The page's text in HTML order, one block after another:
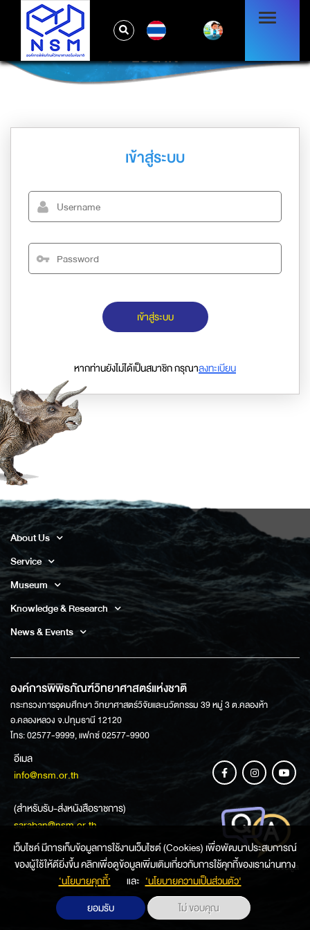
LOG IN
เข้าสู่ระบบ
เข้าสู่ระบบ
หากท่านยังไม่ได้เป็นสมาชิก กรุณาลงทะเบียน
About Us
Service
Museum
Knowledge & Research
News & Events
องค์การพิพิธภัณฑ์วิทยาศาสตร์แห่งชาติ
กระทรวงการอุดมศึกษา วิทยาศาสตร์วิจัยและนวัตกรรม 39 หมู่ 3 ต.คลองห้า
อ.คลองหลวง จ.ปทุมธานี 12120
โทร: 02577-9999, แฟกซ์ 02577-9900
อีเมล
info@nsm.or.th
(สำหรับรับ-ส่งหนังสือราชการ)
saraban@nsm.or.th
ช่องทางการสอบถามข้อมูล
เว็บไซค์ มีการเก็บข้อมูลการใช้งานเว็บไซต์ (Cookies) เพื่อพัฒนาประสบการณ์
ของผู้ใช้ให้ดียิ่งขึ้น คลิกเพื่อดูข้อมูลเพิ่มเติมเกี่ยวกับการใช้คุกกี้ของเราผ่านทาง
‘นโยบายคุกกี้’
และ ‘นโยบายความเป็นส่วนตัว'
ยอมรับ
ไม่ ขอบคุณ